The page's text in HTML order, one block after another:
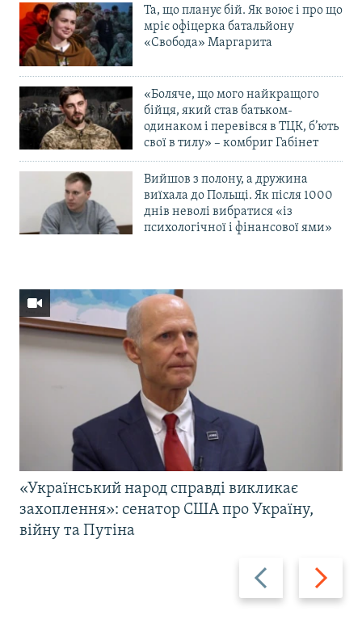
Та, що планує бій. Як воює і про що
мріє офіцерка батальйону
«Свобода» Маргарита
«Боляче, що мого найкращого
бійця, який став батьком-
одинаком і перевівся в ТЦК, б’ють
свої в тилу» – комбриг Габінет
Вийшов з полону, а дружина
виїхала до Польщі. Як після 1000
днів неволі вибратися «із
психологічної і фінансової ями»
Назад Вперед
«Український народ справді викликає
захоплення»: сенатор США про Україну,
війну та Путіна